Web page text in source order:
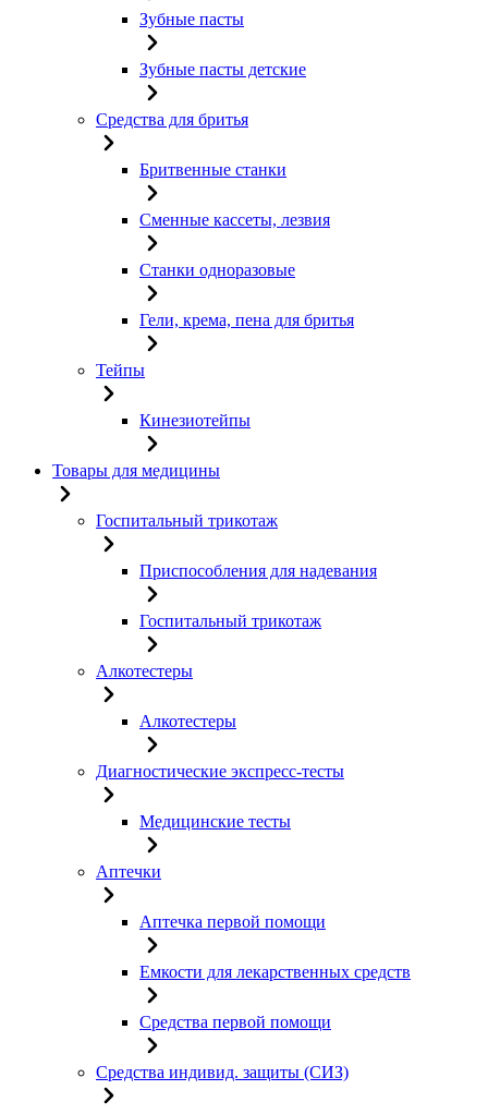
Зубные пасты
Зубные пасты детские
Средства для бритья
Бритвенные станки
Сменные кассеты, лезвия
Станки одноразовые
Гели, крема, пена для бритья
Тейпы
Кинезиотейпы
Товары для медицины
Госпитальный трикотаж
Приспособления для надевания
Госпитальный трикотаж
Алкотестеры
Алкотестеры
Диагностические экспресс-тесты
Медицинские тесты
Аптечки
Аптечка первой помощи
Емкости для лекарственных средств
Средства первой помощи
Средства индивид. защиты (СИЗ)